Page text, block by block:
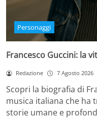
Personaggi
Francesco Guccini: la
Redazione 7 Agosto 2026
Scopri la biografia di
musica italiana che
storie umane e